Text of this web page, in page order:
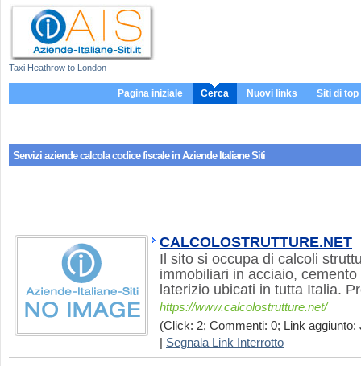
Taxi Heathrow to London
Pagina iniziale Cerca Nuovi links Siti di top
Servizi aziendecalcola codice fiscalein Aziende Italiane Siti
CALCOLOSTRUTTURE.NET
Il sito si occupa di calcoli
immobiliari in acciaio,
laterizio ubicati in tutta Italia.
https://www.calcolostrutture.net/
(Click: 2; Commenti: 0; Link aggiunto:
Segnala Link Interrotto